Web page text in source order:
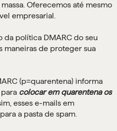
Oferecemos até mesmo
empresarial.
da política DMARC do seu
maneiras de proteger sua
(p=quarentena) informa
colocar em quarentena os
esses e-mails em
a pasta de spam.